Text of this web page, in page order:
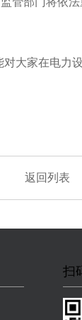
大家在电力设
返回列表
扫